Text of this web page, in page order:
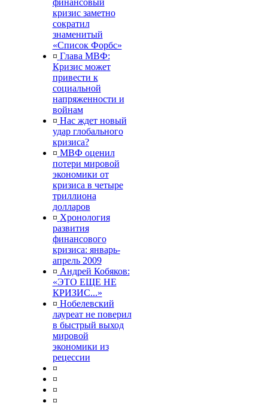
финансовый
кризис заметно
сократил
знаменитый
«Список Форбс»
¤ Глава МВФ:
Кризис может
привести к
социальной
напряженности и
войнам
¤ Нас ждет новый
удар глобального
кризиса?
¤ МВФ оценил
потери мировой
экономики от
кризиса в четыре
триллиона
долларов
¤ Хронология
развития
финансового
кризиса: январь-
апрель 2009
¤ Андрей Кобяков:
«ЭТО ЕЩЕ НЕ
КРИЗИС...»
¤ Нобелевский
лауреат не поверил
в быстрый выход
мировой
экономики из
рецессии
¤
¤
¤
¤